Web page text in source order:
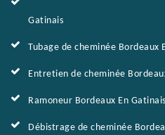
Gatinais
Tubage de cheminée Bordeaux
Entretien de cheminée
Ramoneur Bordeaux En Gatinais
Débistrage de cheminée